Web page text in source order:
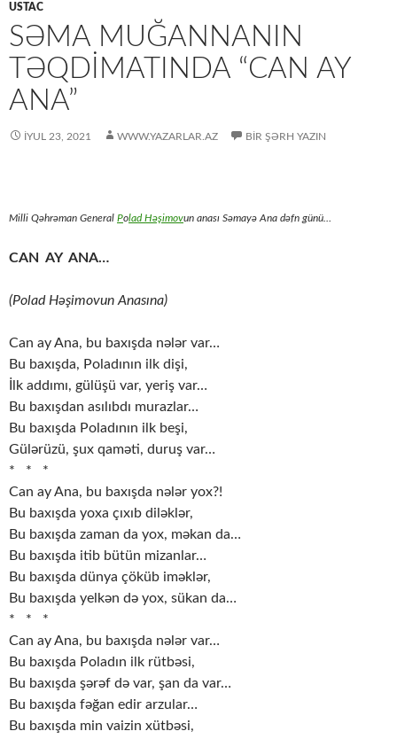
USTAC
SƏMA MUĞANNANIN
TƏQDİMATINDA “CAN AY
ANA”
İYUL 23, 2021 WWW.YAZARLAR.AZ BIR ŞƏRH YAZIN
Milli Qəhrəman General Polad Həşimovun anası Səmayə Ana dəfn günü…
CAN AY ANA…
(Polad Həşimovun Anasına)
Can ay Ana, bu baxışda nələr var…
Bu baxışda, Poladının ilk dişi,
İlk addımı, gülüşü var, yeriş var…
Bu baxışdan asılıbdı murazlar…
Bu baxışda Poladının ilk beşi,
Gülərüzü, şux qaməti, duruş var…
* * *
Can ay Ana, bu baxışda nələr yox?!
Bu baxışda yoxa çıxıb diləklər,
Bu baxışda zaman da yox, məkan da…
Bu baxışda itib bütün mizanlar…
Bu baxışda dünya çöküb iməklər,
Bu baxışda yelkən də yox, sükan da…
* * *
Can ay Ana, bu baxışda nələr var…
Bu baxışda Poladın ilk rütbəsi,
Bu baxışda şərəf də var, şan da var…
Bu baxışda fəğan edir arzular…
Bu baxışda min vaizin xütbəsi,